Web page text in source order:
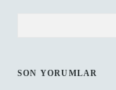
SON YORUMLAR